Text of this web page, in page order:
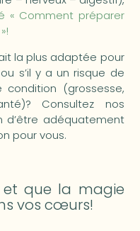
« Comment préparer
la plus adaptée pour
s’il y a un risque de
(grossesse,
Consultez nos
d’être adéquatement
pour vous.
et que la magie
vos cœurs!